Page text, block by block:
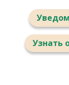
Узнать